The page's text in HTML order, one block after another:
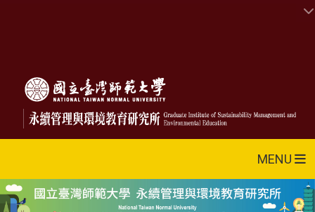
MENU